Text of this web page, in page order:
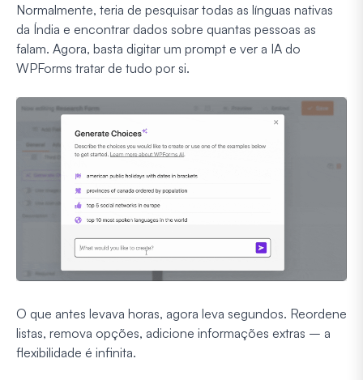
Normalmente, teria de pesquisar todas as línguas nativas
da Índia e encontrar dados sobre quantas pessoas as
falam. Agora, basta digitar um prompt e ver a IA do
WPForms tratar de tudo por si.
O que antes levava horas, agora leva segundos. Reordene
listas, remova opções, adicione informações extras – a
flexibilidade é infinita.